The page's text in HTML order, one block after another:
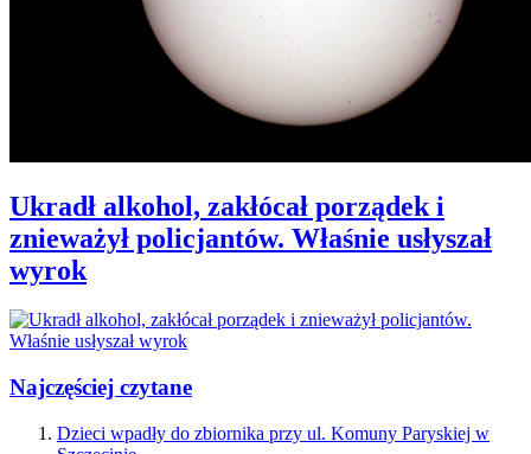
Ukradł alkohol, zakłócał porządek i
znieważył policjantów. Właśnie usłyszał
wyrok
Najczęściej czytane
Dzieci wpadły do zbiornika przy ul. Komuny Paryskiej w